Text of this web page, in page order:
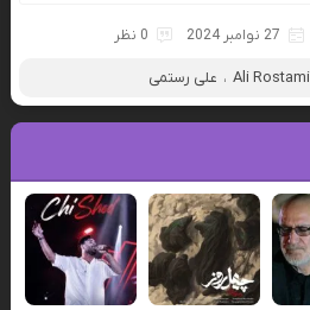
27 نوامبر 2024 0 نظر
Ali Rostami ، علی رستمی